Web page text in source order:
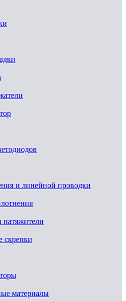
и линейной проводки
скрепки
материалы